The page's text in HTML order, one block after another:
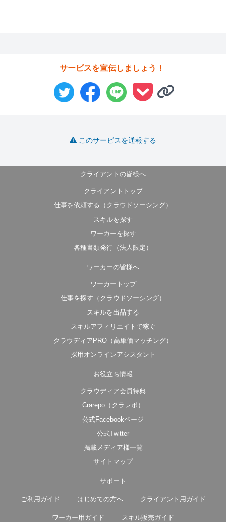
サービスを宣伝しましょう！
このサービスを通報する
クライアントの皆様へ
クライアントトップ
仕事を依頼する（クラウドソーシング）
スキルを探す
ワーカーを探す
各種書類発行（法人限定）
ワーカーの皆様へ
ワーカートップ
仕事を探す（クラウドソーシング）
スキルを出品する
スキルアフィリエイトで稼ぐ
クラウディアPRO（高単価マッチング）
採用オンラインアシスタント
お役立ち情報
クラウディア会員特典
Crarepo（クラレポ）
公式Facebookページ
公式Twitter
掲載メディア様一覧
サイトマップ
サポート
ご利用ガイド はじめての方へ クライアント用ガイド
ワーカー用ガイド スキル販売ガイド